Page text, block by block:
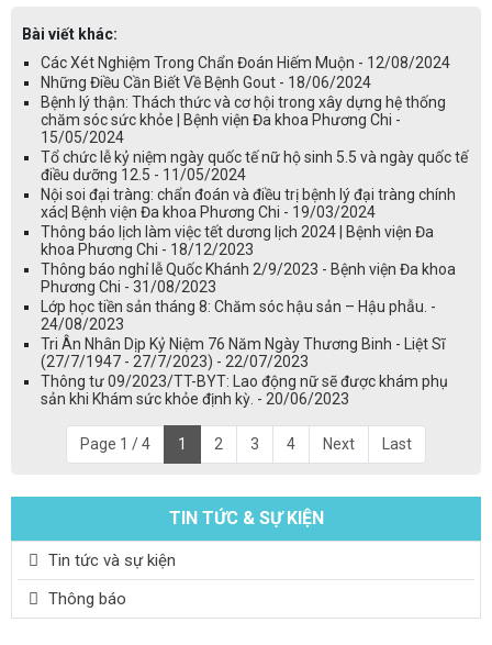
Bài viết khác:
Các Xét Nghiệm Trong Chẩn Đoán Hiếm Muộn - 12/08/2024
Những Điều Cần Biết Về Bệnh Gout - 18/06/2024
Bệnh lý thận: Thách thức và cơ hội trong xây dựng hệ thống
chăm sóc sức khỏe | Bệnh viện Đa khoa Phương Chi -
15/05/2024
Tổ chức lễ kỷ niệm ngày quốc tế nữ hộ sinh 5.5 và ngày quốc tế
điều dưỡng 12.5 - 11/05/2024
Nội soi đại tràng: chẩn đoán và điều trị bệnh lý đại tràng chính
xác| Bệnh viện Đa khoa Phương Chi - 19/03/2024
Thông báo lịch làm việc tết dương lịch 2024 | Bệnh viện Đa
khoa Phương Chi - 18/12/2023
Thông báo nghỉ lễ Quốc Khánh 2/9/2023 - Bệnh viện Đa khoa
Phương Chi - 31/08/2023
Lớp học tiền sản tháng 8: Chăm sóc hậu sản – Hậu phẫu. -
24/08/2023
Tri Ân Nhân Dịp Kỷ Niệm 76 Năm Ngày Thương Binh - Liệt Sĩ
(27/7/1947 - 27/7/2023) - 22/07/2023
Thông tư 09/2023/TT-BYT: Lao động nữ sẽ được khám phụ
sản khi Khám sức khỏe định kỳ. - 20/06/2023
Page 1 / 4 1 2 3 4 Next Last
TIN TỨC & SỰ KIỆN
Tin tức và sự kiện
Thông báo